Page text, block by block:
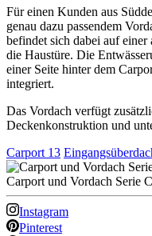
Für einen Kunden aus
genau dazu passendem
befindet sich dabei auf
die Haustüre. Die
einer Seite hinter dem
integriert.
Das Vordach verfügt
Deckenkonstruktion und
Carport 13
Carport und Vordach Serie
Instagram
Pinterest